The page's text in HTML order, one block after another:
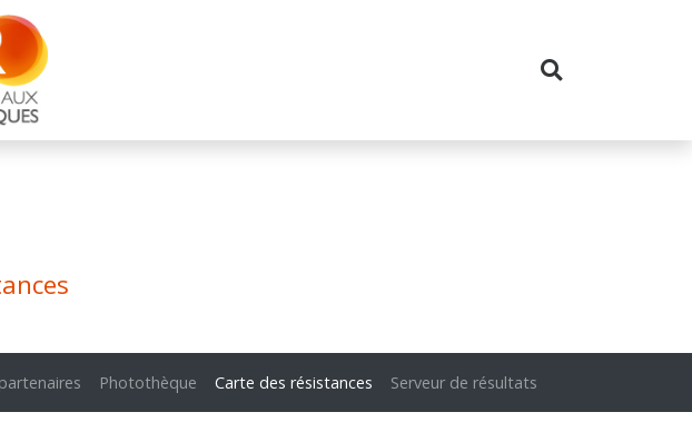
Photothèque Carte des résistances Serveur de résultats